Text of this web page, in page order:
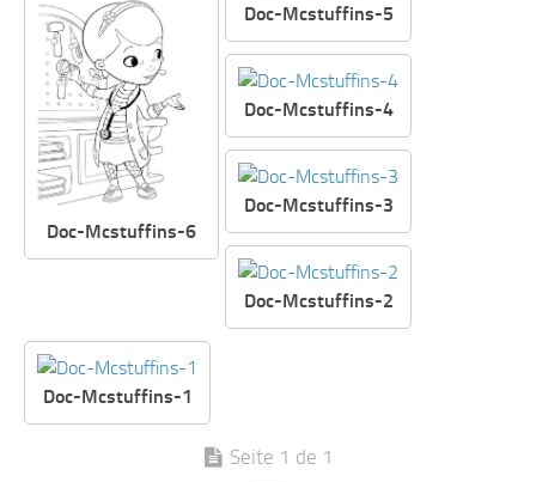
Doc-Mcstuffins-6
Doc-Mcstuffins-5
Doc-Mcstuffins-4
Doc-Mcstuffins-3
Doc-Mcstuffins-2
Doc-Mcstuffins-1
Seite 1 de 1